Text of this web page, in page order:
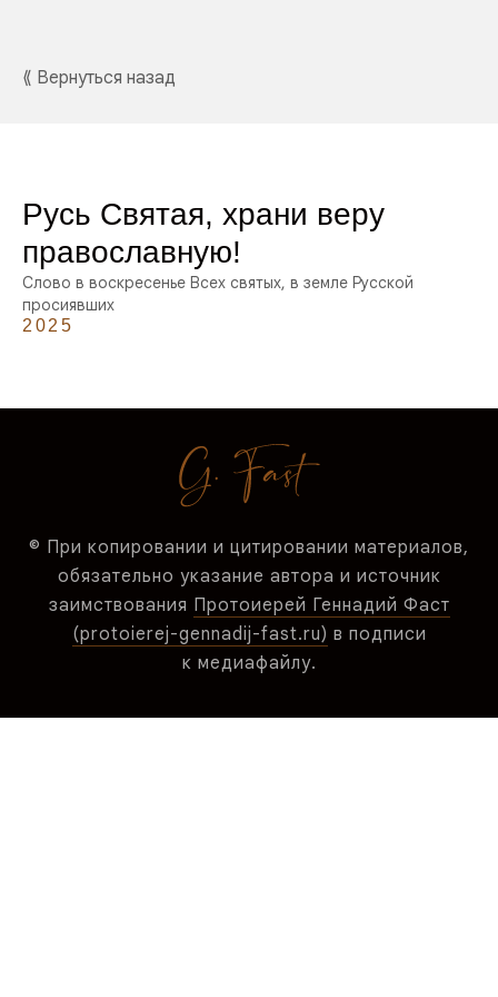
⟪ Вернуться назад
Русь Святая, храни веру
православную!
Слово в воскресенье Всех святых, в земле Русской
просиявших
2025
© При копировании и цитировании материалов,
обязательно указание автора и источник
заимствования Протоиерей Геннадий Фаст
(protoierej-gennadij-fast.ru) в подписи
к медиафайлу.